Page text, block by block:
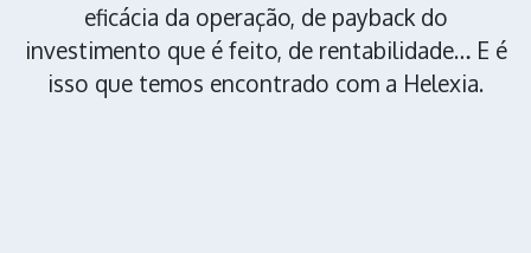
eficácia da operação, de payback do
investimento que é feito, de rentabilidade… E é
isso que temos encontrado com a Helexia.